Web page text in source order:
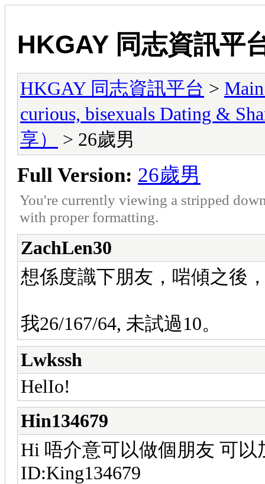
HKGAY 同志資訊平
HKGAY 同志資訊平台 >
curious, bisexuals Dating &
享）
> 26歲男
Full Version: 26歲男
You're currently viewing a stripped
with proper formatting.
ZachLen30
想係度識下朋友，啱傾之後
我26/167/64, 未試過10。
Lwkssh
HelIo!
Hin134679
Hi 唔介意可以做個朋友 可以
ID:King134679